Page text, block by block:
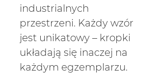
industrialnych
przestrzeni. Każdy wzór
jest unikatowy – kropki
układają się inaczej na
każdym egzemplarzu.